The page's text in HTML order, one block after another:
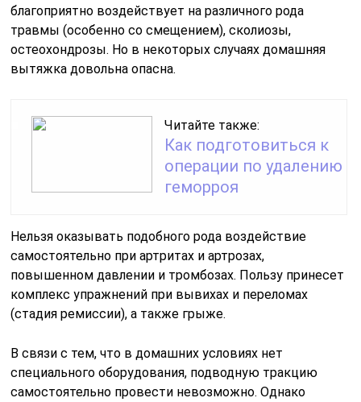
благоприятно воздействует на различного рода
травмы (особенно со смещением), сколиозы,
остеохондрозы. Но в некоторых случаях домашняя
вытяжка довольна опасна.
Читайте также:
Как подготовиться к
операции по удалению
геморроя
Нельзя оказывать подобного рода воздействие
самостоятельно при артритах и артрозах,
повышенном давлении и тромбозах. Пользу принесет
комплекс упражнений при вывихах и переломах
(стадия ремиссии), а также грыже.
В связи с тем, что в домашних условиях нет
специального оборудования, подводную тракцию
самостоятельно провести невозможно. Однако